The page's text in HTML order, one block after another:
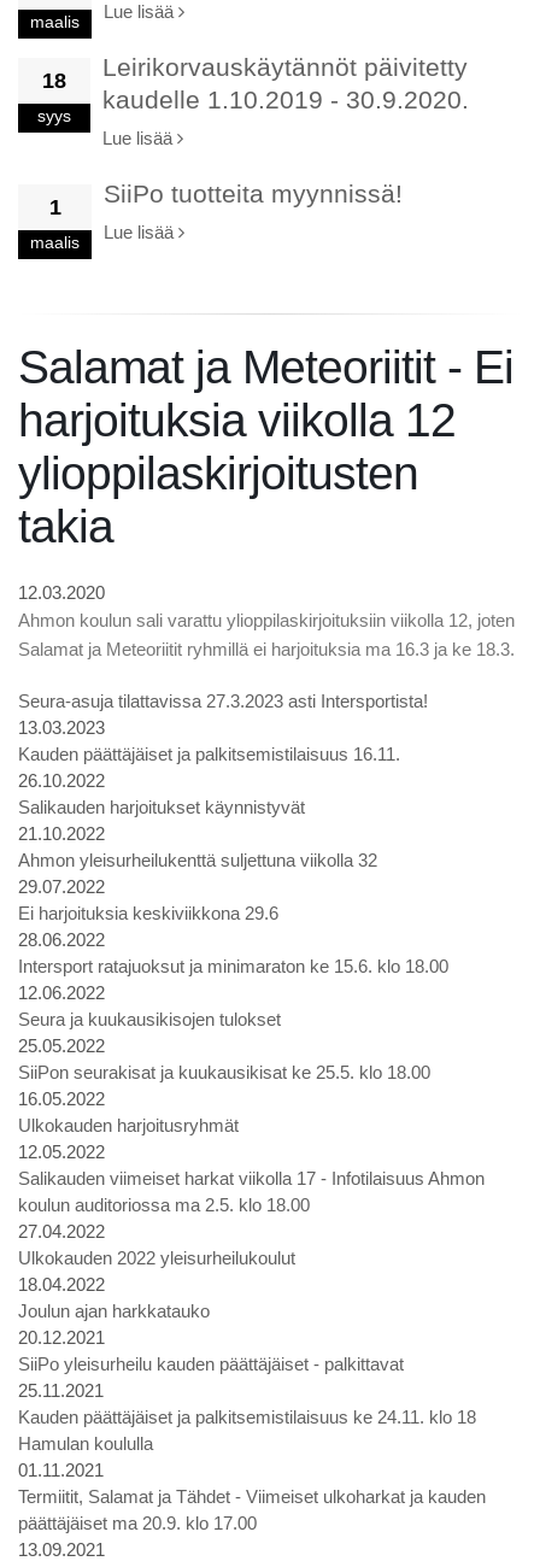
maalis
Lue lisää
18
syys
Leirikorvauskäytännöt päivitetty
kaudelle 1.10.2019 - 30.9.2020.
Lue lisää
1
maalis
SiiPo tuotteita myynnissä!
Lue lisää
Salamat ja Meteoriitit - Ei
harjoituksia viikolla 12
ylioppilaskirjoitusten
takia
12.03.2020
Ahmon koulun sali varattu ylioppilaskirjoituksiin viikolla 12, joten
Salamat ja Meteoriitit ryhmillä ei harjoituksia ma 16.3 ja ke 18.3.
Seura-asuja tilattavissa 27.3.2023 asti Intersportista!
13.03.2023
Kauden päättäjäiset ja palkitsemistilaisuus 16.11.
26.10.2022
Salikauden harjoitukset käynnistyvät
21.10.2022
Ahmon yleisurheilukenttä suljettuna viikolla 32
29.07.2022
Ei harjoituksia keskiviikkona 29.6
28.06.2022
Intersport ratajuoksut ja minimaraton ke 15.6. klo 18.00
12.06.2022
Seura ja kuukausikisojen tulokset
25.05.2022
SiiPon seurakisat ja kuukausikisat ke 25.5. klo 18.00
16.05.2022
Ulkokauden harjoitusryhmät
12.05.2022
Salikauden viimeiset harkat viikolla 17 - Infotilaisuus Ahmon
koulun auditoriossa ma 2.5. klo 18.00
27.04.2022
Ulkokauden 2022 yleisurheilukoulut
18.04.2022
Joulun ajan harkkatauko
20.12.2021
SiiPo yleisurheilu kauden päättäjäiset - palkittavat
25.11.2021
Kauden päättäjäiset ja palkitsemistilaisuus ke 24.11. klo 18
Hamulan koululla
01.11.2021
Termiitit, Salamat ja Tähdet - Viimeiset ulkoharkat ja kauden
päättäjäiset ma 20.9. klo 17.00
13.09.2021